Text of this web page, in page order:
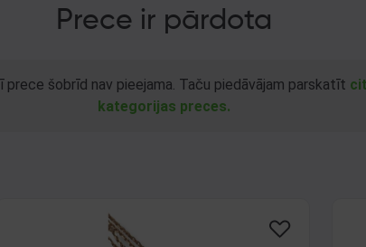
Prece ir pārdota
prece šobrīd nav pieejama. Taču piedāvājam parskatīt
kategorijas preces.